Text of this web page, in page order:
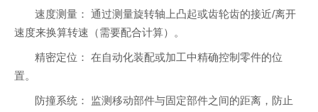
速度测量： 通过测量旋转轴上凸起或齿轮齿的接近/离开
速度来换算转速（需要配合计算）。
精密定位： 在自动化装配或加工中精确控制零件的位
置。
防撞系统： 监测移动部件与固定部件之间的距离，防止